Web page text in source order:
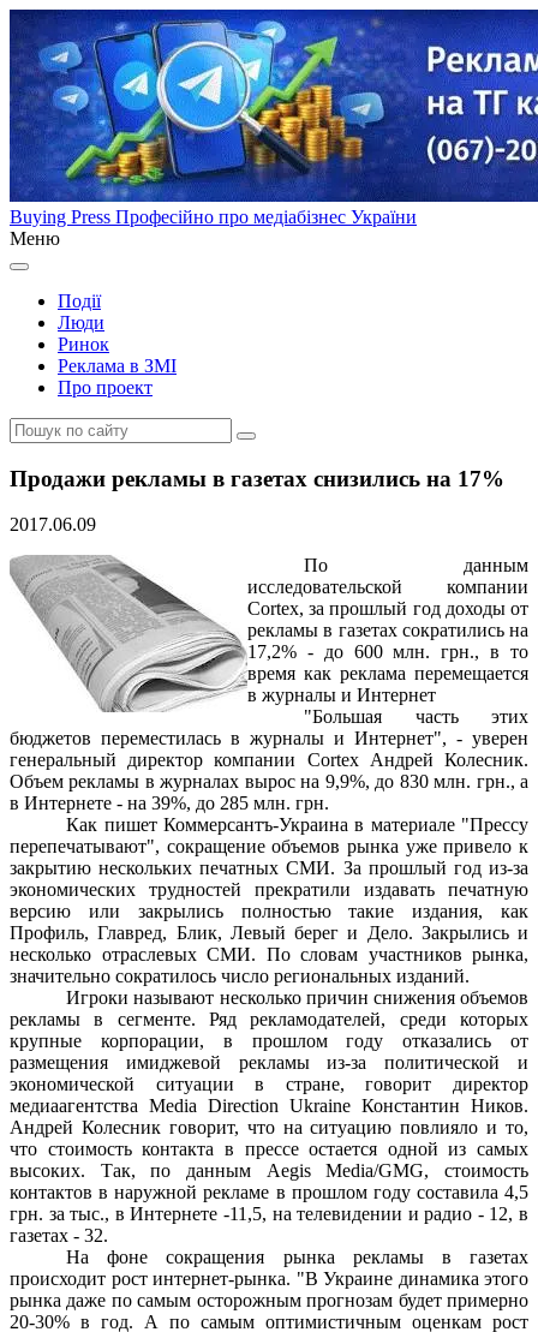
Buying Press Професійно про медіабізнес України
Меню
Події
Люди
Ринок
Реклама в ЗМІ
Про проект
Продажи рекламы в газетах снизились на 17%
2017.06.09
По данным
исследовательской компании
Cortex, за прошлый год доходы от
рекламы в газетах сократились на
17,2% - до 600 млн. грн., в то
время как реклама перемещается
в журналы и Интернет
"Большая часть этих
бюджетов переместилась в журналы и Интернет", - уверен
генеральный директор компании Cortex Андрей Колесник.
Объем рекламы в журналах вырос на 9,9%, до 830 млн. грн., а
в Интернете - на 39%, до 285 млн. грн.
Как пишет Коммерсантъ-Украина в материале "Прессу
перепечатывают", сокращение объемов рынка уже привело к
закрытию нескольких печатных СМИ. За прошлый год из-за
экономических трудностей прекратили издавать печатную
версию или закрылись полностью такие издания, как
Профиль, Главред, Блик, Левый берег и Дело. Закрылись и
несколько отраслевых СМИ. По словам участников рынка,
значительно сократилось число региональных изданий.
Игроки называют несколько причин снижения объемов
рекламы в сегменте. Ряд рекламодателей, среди которых
крупные корпорации, в прошлом году отказались от
размещения имиджевой рекламы из-за политической и
экономической ситуации в стране, говорит директор
медиаагентства Media Direction Ukraine Константин Ников.
Андрей Колесник говорит, что на ситуацию повлияло и то,
что стоимость контакта в прессе остается одной из самых
высоких. Так, по данным Aegis Media/GMG, стоимость
контактов в наружной рекламе в прошлом году составила 4,5
грн. за тыс., в Интернете -11,5, на телевидении и радио - 12, в
газетах - 32.
На фоне сокращения рынка рекламы в газетах
происходит рост интернет-рынка. "В Украине динамика этого
рынка даже по самым осторожным прогнозам будет примерно
20-30% в год. А по самым оптимистичным оценкам рост